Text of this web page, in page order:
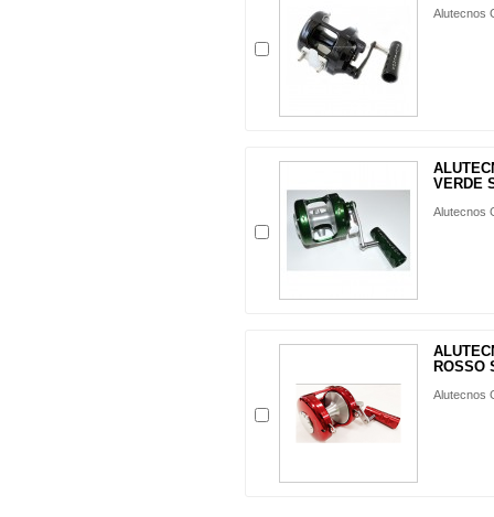
Alutecnos
VERDE
Alutecnos
ROSSO
Alutecnos